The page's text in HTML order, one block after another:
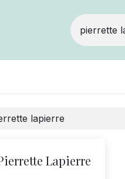
Lapierre